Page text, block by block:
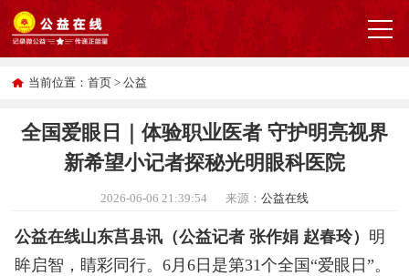
当前位置：首页 >公益
全国爱眼日｜体验职业医者 守护明亮视界
新希望小记者探秘光明眼科医院
2026-06-06 21:39:54 来源：公益在线
公益在线山东莒县讯（公益记者 张作娟 赵春玲） 明
眸启智，睛彩同行。6月6日是第31个全国“爱眼日”。